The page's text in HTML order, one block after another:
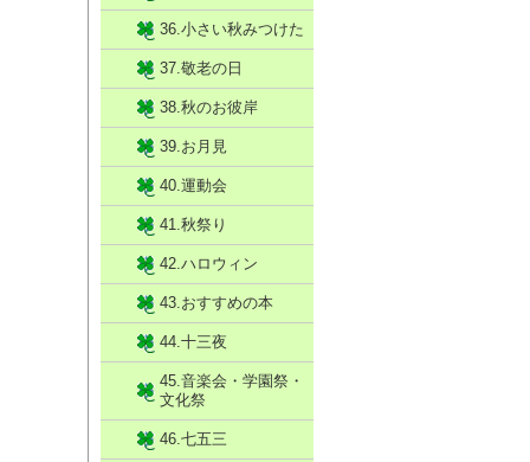
36.小さい秋みつけた
37.敬老の日
38.秋のお彼岸
39.お月見
40.運動会
41.秋祭り
42.ハロウィン
43.おすすめの本
44.十三夜
45.音楽会・学園祭・
文化祭
46.七五三